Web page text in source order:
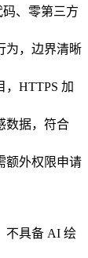
、零第三方
为，边界清晰
，HTTPS 加
数据，符合
额外权限申请
不具备 AI 绘